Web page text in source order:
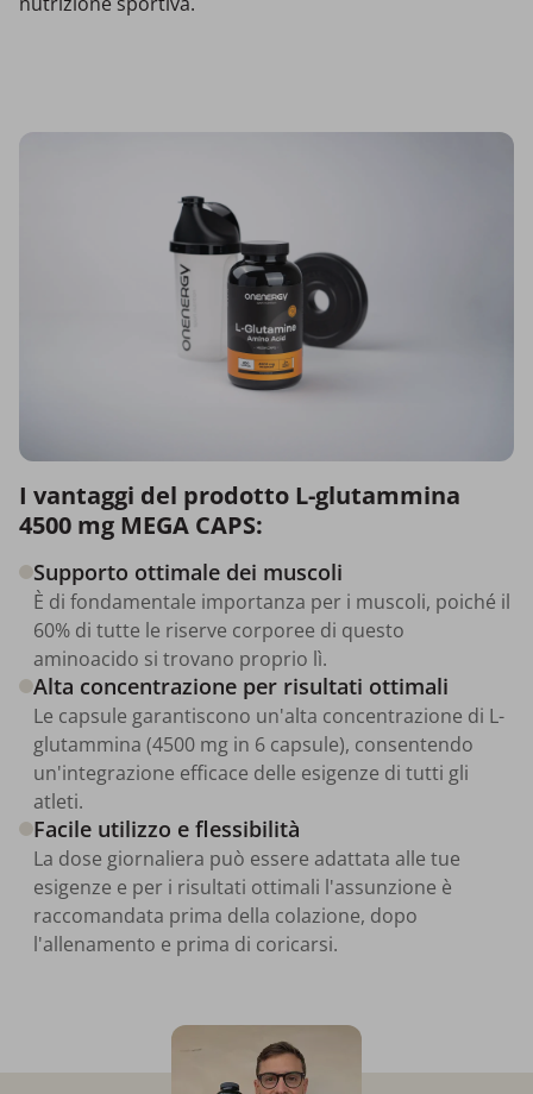
I vantaggi del prodotto L-glutammina
4500 mg MEGA CAPS:
Supporto ottimale dei muscoli
È di fondamentale importanza per i muscoli, poiché il
60% di tutte le riserve corporee di questo
aminoacido si trovano proprio lì.
Alta concentrazione per risultati ottimali
Le capsule garantiscono un'alta concentrazione di L-
glutammina (4500 mg in 6 capsule), consentendo
un'integrazione efficace delle esigenze di tutti gli
atleti.
Facile utilizzo e flessibilità
La dose giornaliera può essere adattata alle tue
esigenze e per i risultati ottimali l'assunzione è
raccomandata prima della colazione, dopo
l'allenamento e prima di coricarsi.